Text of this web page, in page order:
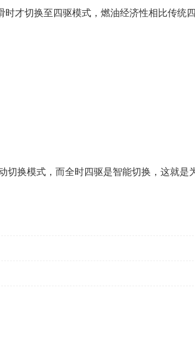
才切换至四驱模式，燃油经济性相比传统四
换模式，而全时四驱是智能切换，这就是